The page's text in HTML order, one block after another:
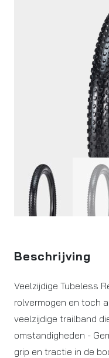
Beschrijving
Veelzijdige Tubeless
rolvermogen en toch
veelzijdige trailband
omstandigheden -
grip en tractie in de